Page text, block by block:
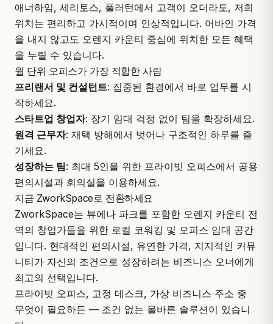
애너하임, 세리토스, 풀러턴에서 고객이 오더라도, 저희
위치는 편리하고 가시적이며 인상적입니다. 어바인 가격
을 내지 않고도 오렌지 카운티 중심에 위치한 모든 혜택
을 누릴 수 있습니다.
월 단위 오피스가 가장 적합한 사람
프리랜서 및 컨설턴트: 집중된 환경에서 바로 업무를 시
작하세요.
스타트업 창업자: 장기 임대 걱정 없이 팀을 확장하세요.
원격 근무자: 재택 방해에서 벗어나 구조적인 하루를 즐
기세요.
성장하는 팀: 최대 5인을 위한 프라이빗 오피스에서 공용
편의시설과 회의실을 이용하세요.
지금 ZworkSpace로 전환하세요
ZworkSpace는 뷰에나 파크를 포함한 오렌지 카운티 전
역의 창업가들을 위한 로컬 코워킹 및 오피스 임대 공간
입니다. 현대적인 편의시설, 유연한 가격, 지지적인 커뮤
니티가 자신의 조건으로 성장하려는 비즈니스 오너에게
최고의 선택입니다.
프라이빗 오피스, 고정 데스크, 가상 비즈니스 주소 중
무엇이 필요하든 — 조건 없는 올바른 솔루션이 있습니